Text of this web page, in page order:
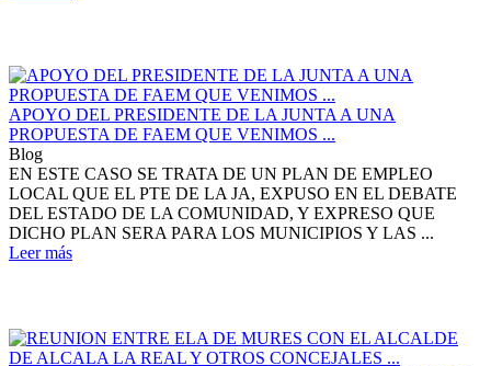
APOYO DEL PRESIDENTE DE LA JUNTA A UNA
PROPUESTA DE FAEM QUE VENIMOS ...
Blog
EN ESTE CASO SE TRATA DE UN PLAN DE EMPLEO
LOCAL QUE EL PTE DE LA JA, EXPUSO EN EL DEBATE
DEL ESTADO DE LA COMUNIDAD, Y EXPRESO QUE
DICHO PLAN SERA PARA LOS MUNICIPIOS Y LAS ...
Leer más